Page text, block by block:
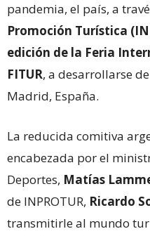
pandemia, el país, a
Promoción Turística
edición de la Feria
FITUR, a desarrollarse
Madrid, España.
La reducida comitiva
encabezada por el
Deportes, Matías
de INPROTUR, Ricardo
transmitirle al mundo